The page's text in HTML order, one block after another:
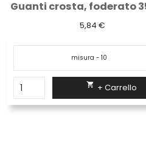
6,14 €
 + Carrello